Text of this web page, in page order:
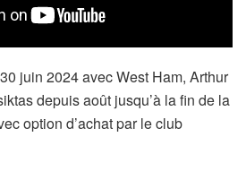
juin 2024 avec West Ham, Arthur
depuis août jusqu’à la fin de la
option d’achat par le club